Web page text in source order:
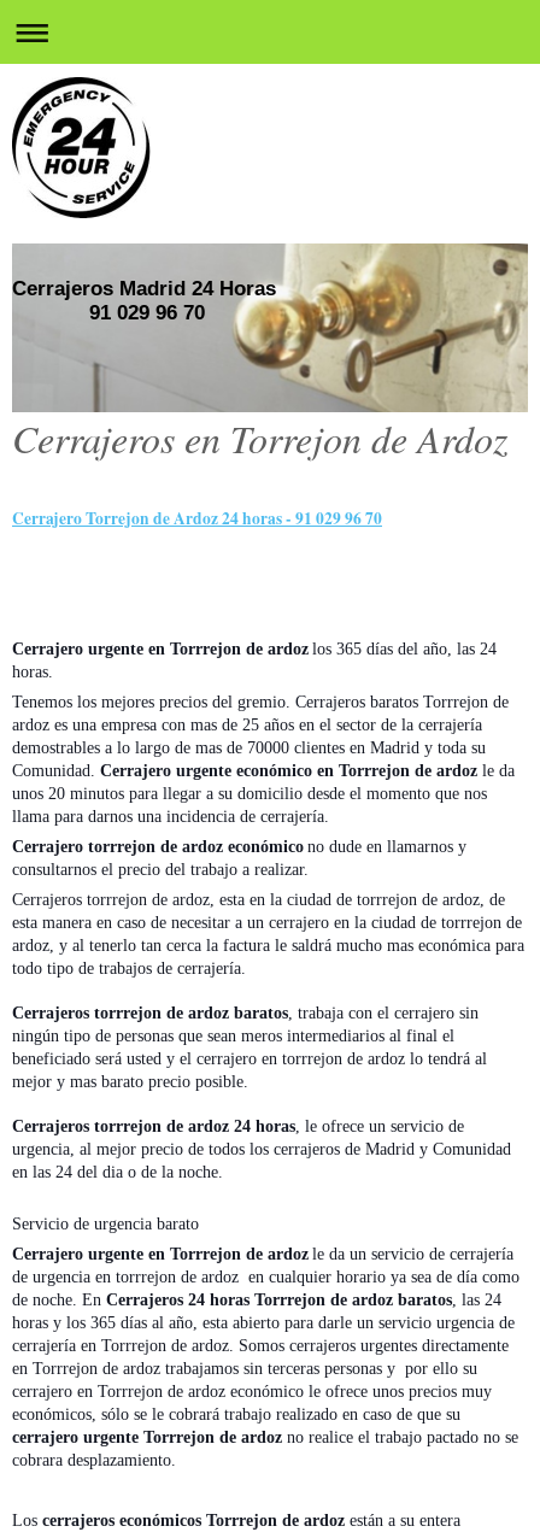
Cerrajeros Madrid 24 Horas
91 029 96 70
Cerrajeros en Torrejon de Ardoz
Cerrajero Torrejon de Ardoz 24 horas - 91 029 96 70
Cerrajero urgente en Torrrejon de ardoz los 365 días del año, las 24
horas.
Tenemos los mejores precios del gremio. Cerrajeros baratos Torrrejon de
ardoz es una empresa con mas de 25 años en el sector de la cerrajería
demostrables a lo largo de mas de 70000 clientes en Madrid y toda su
Comunidad. Cerrajero urgente económico en Torrrejon de ardoz le da
unos 20 minutos para llegar a su domicilio desde el momento que nos
llama para darnos una incidencia de cerrajería.
Cerrajero torrrejon de ardoz económico no dude en llamarnos y
consultarnos el precio del trabajo a realizar.
Cerrajeros torrrejon de ardoz, esta en la ciudad de torrrejon de ardoz, de
esta manera en caso de necesitar a un cerrajero en la ciudad de torrrejon de
ardoz, y al tenerlo tan cerca la factura le saldrá mucho mas económica para
todo tipo de trabajos de cerrajería.
Cerrajeros torrrejon de ardoz baratos , trabaja con el cerrajero sin
ningún tipo de personas que sean meros intermediarios al final el
beneficiado será usted y el cerrajero en torrrejon de ardoz lo tendrá al
mejor y mas barato precio posible.
Cerrajeros torrrejon de ardoz 24 horas , le ofrece un servicio de
urgencia, al mejor precio de todos los cerrajeros de Madrid y Comunidad
en las 24 del dia o de la noche.
Servicio de urgencia barato
Cerrajero urgente en Torrrejon de ardoz le da un servicio de cerrajería
de urgencia en torrrejon de ardoz en cualquier horario ya sea de día como
de noche. En Cerrajeros 24 horas Torrrejon de ardoz baratos , las 24
horas y los 365 días al año, esta abierto para darle un servicio urgencia de
cerrajería en Torrrejon de ardoz. Somos cerrajeros urgentes directamente
en Torrrejon de ardoz trabajamos sin terceras personas y por ello su
cerrajero en Torrrejon de ardoz económico le ofrece unos precios muy
económicos, sólo se le cobrará trabajo realizado en caso de que su
cerrajero urgente Torrrejon de ardoz no realice el trabajo pactado no se
cobrara desplazamiento.
Los cerrajeros económicos Torrrejon de ardoz están a su entera